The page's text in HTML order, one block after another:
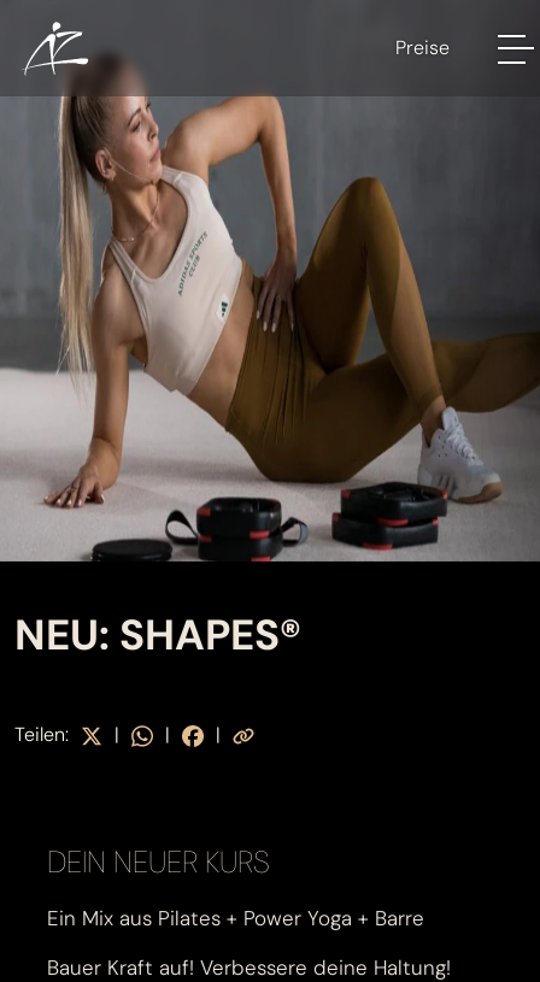
Preise
NEU: SHAPES®
Teilen: | | |
DEIN NEUER KURS
Ein Mix aus Pilates + Power Yoga + Barre
Bauer Kraft auf! Verbessere deine Haltung!